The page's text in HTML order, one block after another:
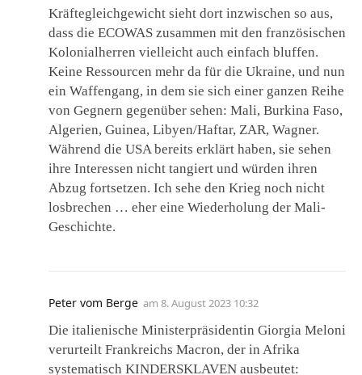
Kräftegleichgewicht sieht dort inzwischen so aus,
dass die ECOWAS zusammen mit den französischen
Kolonialherren vielleicht auch einfach bluffen.
Keine Ressourcen mehr da für die Ukraine, und nun
ein Waffengang, in dem sie sich einer ganzen Reihe
von Gegnern gegenüber sehen: Mali, Burkina Faso,
Algerien, Guinea, Libyen/Haftar, ZAR, Wagner.
Während die USA bereits erklärt haben, sie sehen
ihre Interessen nicht tangiert und würden ihren
Abzug fortsetzen. Ich sehe den Krieg noch nicht
losbrechen … eher eine Wiederholung der Mali-
Geschichte.
Peter vom Berge am 8. August 2023 10:32
Die italienische Ministerpräsidentin Giorgia Meloni
verurteilt Frankreichs Macron, der in Afrika
systematisch KINDERSKLAVEN ausbeutet: